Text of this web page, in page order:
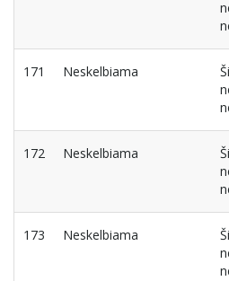
171 Neskelbiama
172 Neskelbiama
173 Neskelbiama